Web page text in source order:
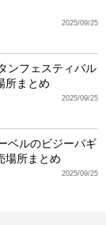
2025/09/25
ンフェスティバル
所まとめ
2025/09/25
ベルのビジーバギ
場所まとめ
2025/09/25